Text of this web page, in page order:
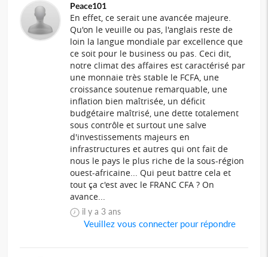
Peace101
En effet, ce serait une avancée majeure.
Qu'on le veuille ou pas, l'anglais reste de
loin la langue mondiale par excellence que
ce soit pour le business ou pas. Ceci dit,
notre climat des affaires est caractérisé par
une monnaie très stable le FCFA, une
croissance soutenue remarquable, une
inflation bien maîtrisée, un déficit
budgétaire maîtrisé, une dette totalement
sous contrôle et surtout une salve
d'investissements majeurs en
infrastructures et autres qui ont fait de
nous le pays le plus riche de la sous-région
ouest-africaine... Qui peut battre cela et
tout ça c'est avec le FRANC CFA ? On
avance...
il y a 3 ans
Veuillez vous connecter pour répondre